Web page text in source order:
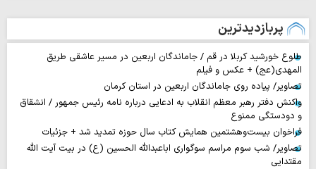
پربازدیدترین
طلوع خورشید کربلا در قم / جاماندگان اربعین در مسیر عاشقی طریق
المهدی(عج) + عکس و فیلم
تصاویر/ پیاده روی جاماندگان اربعین در استان کرمان
واکنش دفتر رهبر معظم انقلاب به ادعایی درباره نامه رئیس جمهور / انشقاق
و دودستگی ممنوع
فراخوان بیست‌وهشتمین همایش کتاب سال حوزه تمدید شد + جزئیات
تصاویر/ شب سوم مراسم سوگواری اباعبدالله الحسین (ع) در بیت آیت الله
مقتدایی